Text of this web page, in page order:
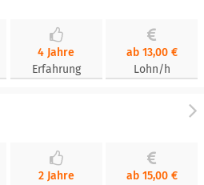
4 Jahre
Erfahrung
ab 13,00 €
Lohn/h
2 Jahre
ab 15,00 €